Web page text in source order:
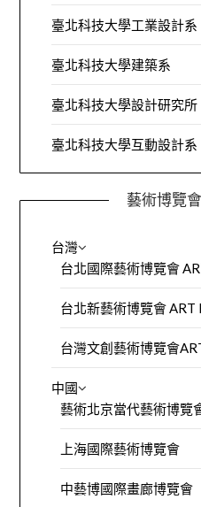
臺北科技大學工業設計系
臺北科技大學建築系
臺北科技大學設計研究所
臺北科技大學互動設計系
藝術博覽
台灣
台北國際藝術博覽會
台北新藝術博覽會 ART
台灣文創藝術博覽會
中國
藝術北京當代藝術博覽
上海國際藝術博覽會
中藝博國際畫廊博覽會